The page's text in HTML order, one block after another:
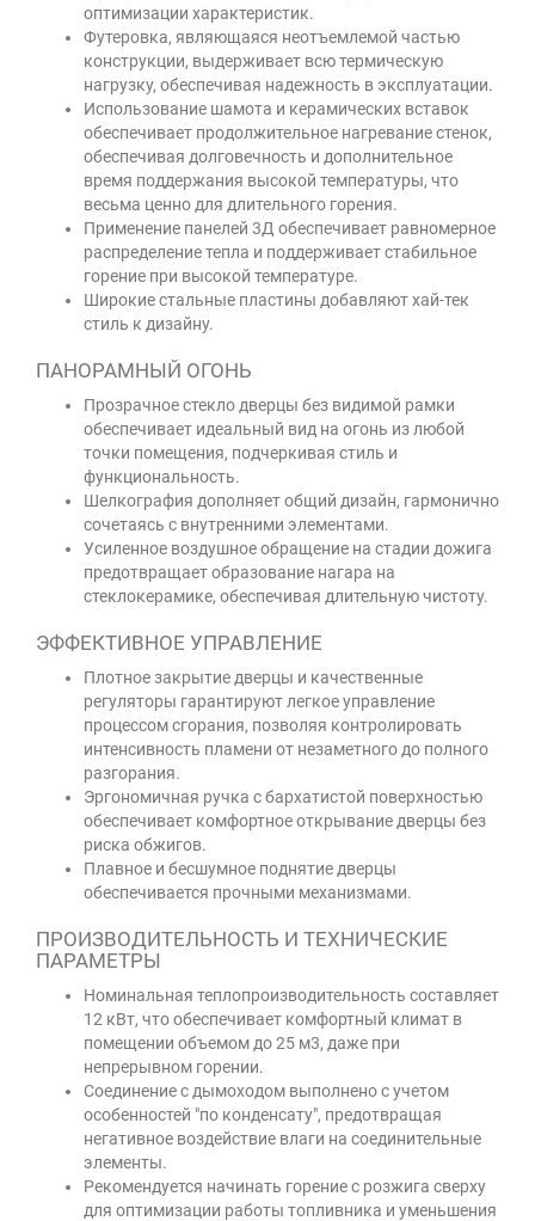
оптимизации характеристик.
Футеровка, являющаяся неотъемлемой частью
конструкции, выдерживает всю термическую
нагрузку, обеспечивая надежность в эксплуатации.
Использование шамота и керамических вставок
обеспечивает продолжительное нагревание стенок,
обеспечивая долговечность и дополнительное
время поддержания высокой температуры, что
весьма ценно для длительного горения.
Применение панелей 3Д обеспечивает равномерное
распределение тепла и поддерживает стабильное
горение при высокой температуре.
Широкие стальные пластины добавляют хай-тек
стиль к дизайну.
ПАНОРАМНЫЙ ОГОНЬ
Прозрачное стекло дверцы без видимой рамки
обеспечивает идеальный вид на огонь из любой
точки помещения, подчеркивая стиль и
функциональность.
Шелкография дополняет общий дизайн, гармонично
сочетаясь с внутренними элементами.
Усиленное воздушное обращение на стадии дожига
предотвращает образование нагара на
стеклокерамике, обеспечивая длительную чистоту.
ЭФФЕКТИВНОЕ УПРАВЛЕНИЕ
Плотное закрытие дверцы и качественные
регуляторы гарантируют легкое управление
процессом сгорания, позволяя контролировать
интенсивность пламени от незаметного до полного
разгорания.
Эргономичная ручка с бархатистой поверхностью
обеспечивает комфортное открывание дверцы без
риска обжигов.
Плавное и бесшумное поднятие дверцы
обеспечивается прочными механизмами.
ПРОИЗВОДИТЕЛЬНОСТЬ И ТЕХНИЧЕСКИЕ
ПАРАМЕТРЫ
Номинальная теплопроизводительность составляет
12 кВт, что обеспечивает комфортный климат в
помещении объемом до 25 м3, даже при
непрерывном горении.
Соединение с дымоходом выполнено с учетом
особенностей "по конденсату", предотвращая
негативное воздействие влаги на соединительные
элементы.
Рекомендуется начинать горение с розжига сверху
для оптимизации работы топливника и уменьшения